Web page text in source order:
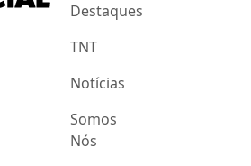
Destaques
TNT
Notícias
Somos
Nós